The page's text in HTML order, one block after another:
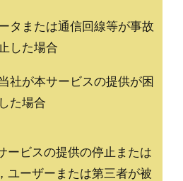
タまたは通信回線等が事故
した場合
社が本サービスの提供が困
た場合
ービスの提供の停止または
ユーザーまたは第三者が被